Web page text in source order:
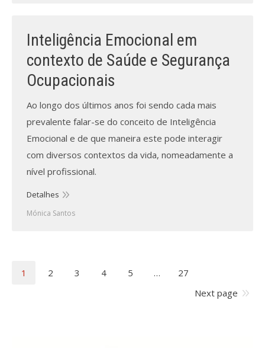
Inteligência Emocional em
contexto de Saúde e Segurança
Ocupacionais
Ao longo dos últimos anos foi sendo cada mais
prevalente falar-se do conceito de Inteligência
Emocional e de que maneira este pode interagir
com diversos contextos da vida, nomeadamente a
nível profissional.
Detalhes
Mónica Santos
1 2 3 4 5 …
27
Next page